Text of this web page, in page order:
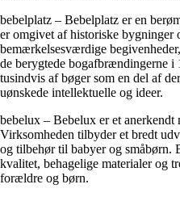
bebelplatz – Bebelplatz er en
er omgivet af historiske bygninger
bemærkelsesværdige
de berygtede bogafbrændingerne
tusindvis af bøger som en del af
uønskede intellektuelle og ideer.
bebelux – Bebelux er et
Virksomheden tilbyder et bredt
og tilbehør til babyer og småbørn.
kvalitet, behagelige materialer og
forældre og børn.